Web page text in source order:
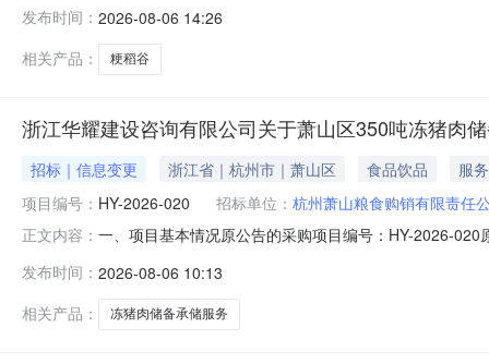
事宜公告如下：新用户交易流程：注册—登录会员中心
其真实性由委托方负
发布时间： 2026-08-06 14:26
相关产品：
粳稻谷
浙江华耀建设咨询有限公司关于萧山区350吨冻猪肉
招标｜信息变更 浙江省｜杭州市｜萧山区 食品饮品
服务
项目编号： HY-2026-020 招标单位： 杭州萧山粮食购销有限责任
正文内容： 一、项目基本情况原公告的采购项目编号：HY-2026-
租赁符合《中央猪肉储备冻肉储存冷库基本条件》（SB/
经
发布时间： 2026-08-06 10:13
相关产品：
冻猪肉储备承储服务